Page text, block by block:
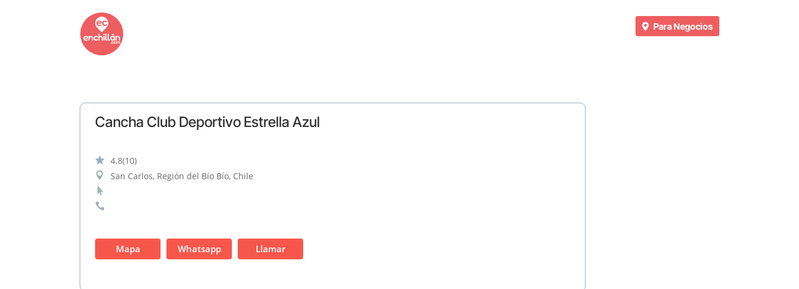
Para Negocios
Cancha Club Deportivo Estrella Azul
 4.8(10)
 San Carlos, Región del Bío Bío, Chile


Mapa Whatsapp Llamar